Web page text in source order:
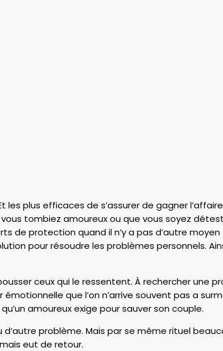
plus efficaces de s’assurer de gagner
tombiez amoureux ou que vous soyez
de protection quand il n’y a pas d’autre moyen
pour résoudre les problèmes personnels.
ceux qui le ressentent. À rechercher une
que l’on n’arrive souvent pas a
amoureux exige pour sauver son couple.
problème. Mais par se même rituel
eut de retour.